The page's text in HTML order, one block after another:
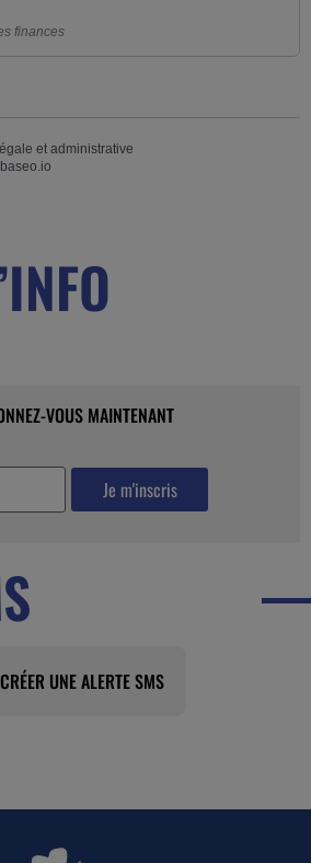
finances
et administrative
baseo.io
VOUS MAINTENANT
CRÉER UNE ALERTE SMS